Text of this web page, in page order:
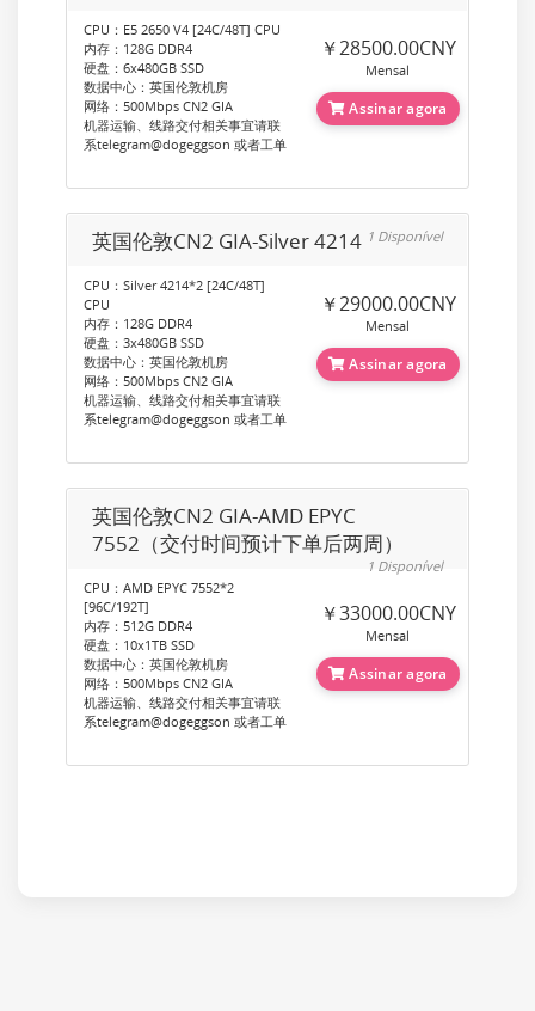
CPU：E5 2650 V4 [24C/48T] CPU
内存：128G DDR4
硬盘：6x480GB SSD
数据中心：英国伦敦机房
网络：500Mbps CN2 GIA
机器运输、线路交付相关事宜请联
系telegram@dogeggson 或者工单
￥28500.00CNY
Mensal
Assinar agora
英国伦敦CN2 GIA-Silver 4214 1 Disponível
CPU：Silver 4214*2 [24C/48T]
CPU
内存：128G DDR4
硬盘：3x480GB SSD
数据中心：英国伦敦机房
网络：500Mbps CN2 GIA
机器运输、线路交付相关事宜请联
系telegram@dogeggson 或者工单
￥29000.00CNY
Mensal
Assinar agora
英国伦敦CN2 GIA-AMD EPYC
7552（交付时间预计下单后两周）
1 Disponível
CPU：AMD EPYC 7552*2
[96C/192T]
内存：512G DDR4
硬盘：10x1TB SSD
数据中心：英国伦敦机房
网络：500Mbps CN2 GIA
机器运输、线路交付相关事宜请联
系telegram@dogeggson 或者工单
￥33000.00CNY
Mensal
Assinar agora